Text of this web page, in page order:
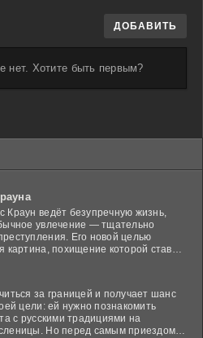
ДОБАВИТЬ
нет. Хотите быть первым?
Краун ведёт безупречную жизнь,
увлечение — тщательно
Его новой целью
картина, похищение которой ставит
за границей и получает шанс
цели: ей нужно познакомить
с русскими традициями на
Но перед самым приездом